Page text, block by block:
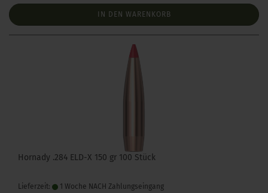
IN DEN WARENKORB
Hornady .284 ELD-X 150 gr 100 Stück
Lieferzeit: 1 Woche NACH Zahlungseingang